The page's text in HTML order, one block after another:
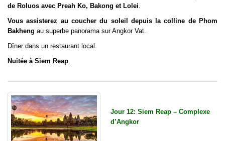
de Roluos avec Preah Ko, Bakong et Lolei
Vous assisterez au coucher du soleil depuis la colline de Phom
Bakheng au superbe panorama sur Angkor Vat.
Dîner dans un restaurant local.
Nuitée à Siem Reap
Jour 12: Siem Reap – Complexe
d’Angkor